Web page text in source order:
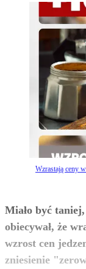
Wzrastają ceny
Miało być
obiecywał, że
wzrost cen
zniesienie